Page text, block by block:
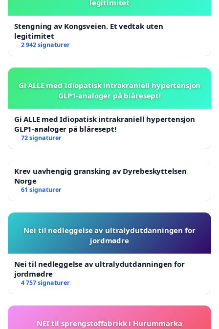
legitimitet
Stengning av Kongsveien. Et vedtak uten
legitimitet
2 942 signaturer
Gi ALLE med Idiopatisk intrakraniell hypertensjon
GLP1-analoger på blåresept!
Gi ALLE med Idiopatisk intrakraniell hypertensjon
GLP1-analoger på blåresept!
72 signaturer
Krev uavhengig gransking av Dyrebeskyttelsen
Norge
61 signaturer
Nei til nedleggelse av ultralydutdanningen for
jordmødre
Nei til nedleggelse av ultralydutdanningen for
jordmødre
4 757 signaturer
NEI til sprengstoffabrikk i Hurummarka